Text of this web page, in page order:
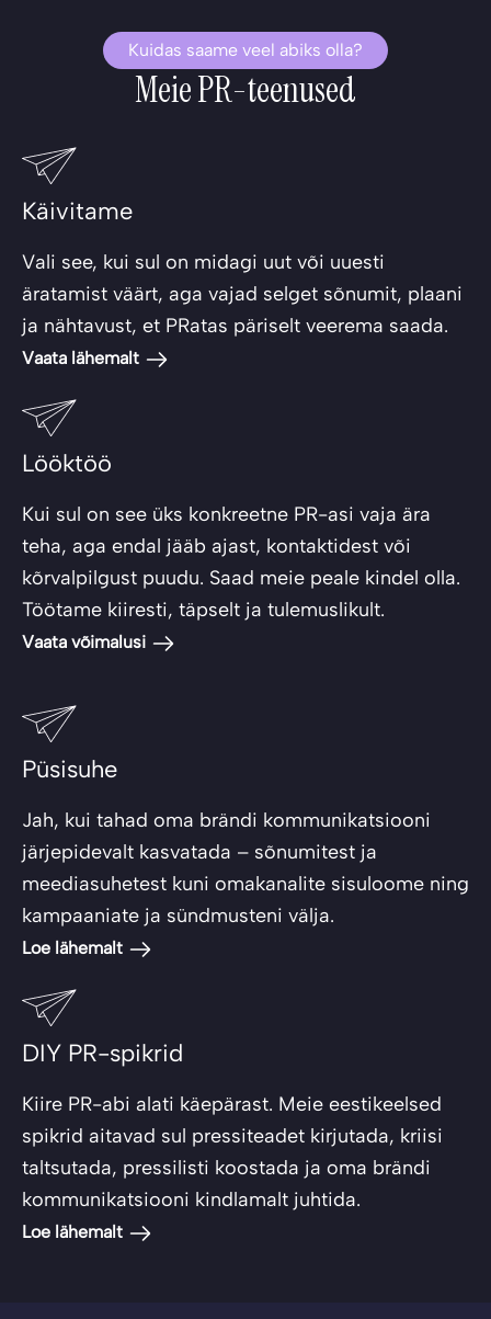
Kuidas saame veel abiks olla?
Meie PR-teenused
Käivitame
Vali see, kui sul on midagi uut või uuesti
äratamist väärt, aga vajad selget sõnumit, plaani
ja nähtavust, et PRatas päriselt veerema saada.
Vaata lähemalt
Lööktöö
Kui sul on see üks konkreetne PR-asi vaja ära
teha, aga endal jääb ajast, kontaktidest või
kõrvalpilgust puudu. Saad meie peale kindel olla.
Töötame kiiresti, täpselt ja tulemuslikult.
Vaata võimalusi
Püsisuhe
Jah, kui tahad oma brändi kommunikatsiooni
järjepidevalt kasvatada – sõnumitest ja
meediasuhetest kuni omakanalite sisuloome ning
kampaaniate ja sündmusteni välja.
Loe lähemalt
DIY PR-spikrid
Kiire PR-abi alati käepärast. Meie eestikeelsed
spikrid aitavad sul pressiteadet kirjutada, kriisi
taltsutada, pressilisti koostada ja oma brändi
kommunikatsiooni kindlamalt juhtida.
Loe lähemalt